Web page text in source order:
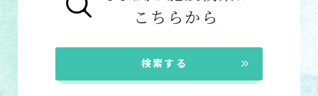
来てもらいたい方向けの施設一覧は以下で
こちらから
検索する